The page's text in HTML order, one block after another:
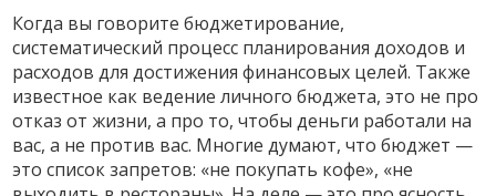
Когда вы говоритебюджетирование,
систематический процесс планирования доходов и
расходов для достижения финансовых целей. Также
известное как ведение личного бюджета, это не про
отказ от жизни, а про то, чтобы деньги работали на
вас, а не против вас. Многие думают, что бюджет —
это список запретов: «не покупать кофе», «не